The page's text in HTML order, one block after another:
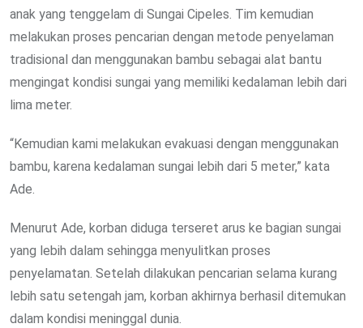
anak yang tenggelam di Sungai Cipeles. Tim kemudian
melakukan proses pencarian dengan metode penyelaman
tradisional dan menggunakan bambu sebagai alat bantu
mengingat kondisi sungai yang memiliki kedalaman lebih dari
lima meter.
“Kemudian kami melakukan evakuasi dengan menggunakan
bambu, karena kedalaman sungai lebih dari 5 meter,” kata
Ade.
Menurut Ade, korban diduga terseret arus ke bagian sungai
yang lebih dalam sehingga menyulitkan proses
penyelamatan. Setelah dilakukan pencarian selama kurang
lebih satu setengah jam, korban akhirnya berhasil ditemukan
dalam kondisi meninggal dunia.